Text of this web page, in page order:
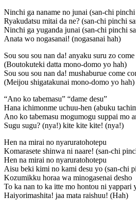
Ninchi ga naname no junai (san-chi
Ryakudatsu mitai da ne? (san-chi pinchi
Ninchi ga yuganda junai (san-chi pinchi
Anata wo nogasanai! (nogasanai hah)
Sou sou sou nan da! anyaku suru zo
(Boutokuteki datta mono-domo yo hah)
Sou sou sou nan da! mushaburue come
(Meijou shigatakunai mono-domo yo hah)
“Ano ko tabemasu” “dame desu”
Hana ichimonme uchuu-hen (abuku
Ano ko tabemasu mogumogu suppai mo
Sugu sugu? (nya!) kite kite kite! (nya!)
Hen na mirai no nyaruratohotepu
Komarasete shinwa ni naare! (san-chi
Hen na mirai no nyaruratohotepu
Aisu beki kimi no kami desu yo (san-chi
Kozumikku horaa wa minogasenai desho
To ka nan to ka itte mo hontou ni yappari
Haiyorimashita! jaa mata raishuu! (Hah)